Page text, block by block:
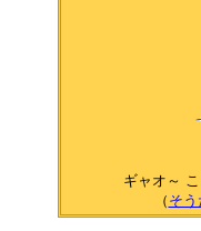
ギャオ～
（ そ